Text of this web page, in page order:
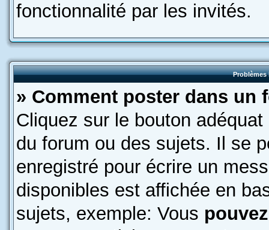
fonctionnalité par les invités.
Problèmes
» Comment poster dans un
Cliquez sur le bouton
du forum ou des sujets. Il se
enregistré pour écrire un
disponibles est affichée en
sujets, exemple: Vous pouvez